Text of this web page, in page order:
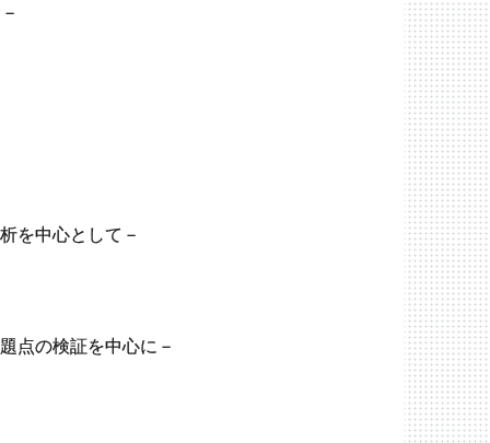
を中心として－
点の検証を中心に－